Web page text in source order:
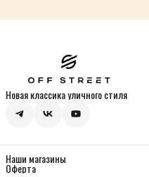
Новая классика уличного стиля
Наши магазины
Оферта